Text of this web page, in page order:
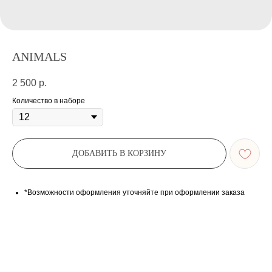
ANIMALS
2 500 р.
Количество в наборе
ДОБАВИТЬ В КОРЗИНУ
*Возможности оформления уточняйте при оформлении заказа